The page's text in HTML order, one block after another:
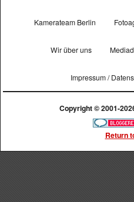
Kamerateam Berlin
Wir über uns
Impressum /
Copyright © 2001-
Return